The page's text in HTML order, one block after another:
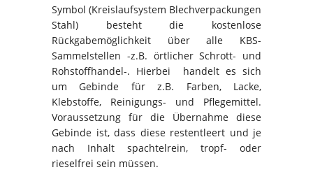
Symbol (Kreislaufsystem Blechver­packungen
Stahl) besteht die kostenlose
Rückgabemöglichkeit über alle KBS-
Sammelstellen -z.B. örtlicher Schrott- und
Rohstoffhandel-. Hierbei handelt es sich
um Gebinde für z.B. Farben, Lacke,
Klebstoffe, Reinigungs- und Pfle­gemittel.
Voraussetzung für die Übernahme diese
Gebinde ist, dass diese restentleert und je
nach Inhalt spachtelrein, tropf- oder
rieselfrei sein müssen.